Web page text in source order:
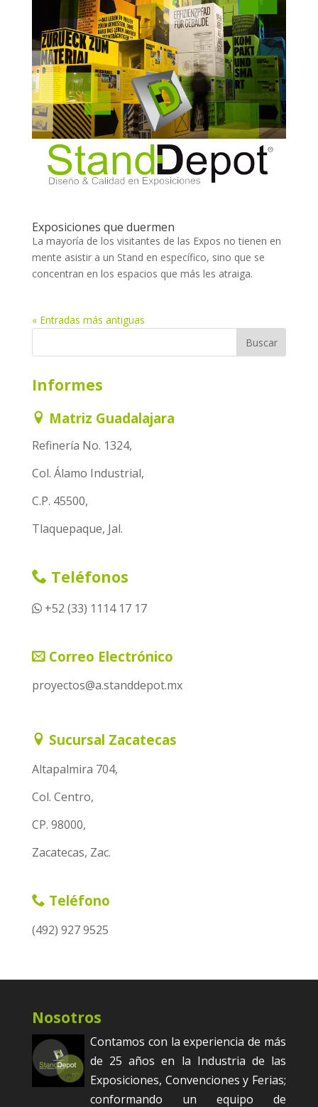
Exposiciones que duermen
La mayoría de los visitantes de las Expos no tienen en
mente asistir a un Stand en específico, sino que se
concentran en los espacios que más les atraiga.
« Entradas más antiguas
Informes
Matriz Guadalajara
Refinería No. 1324,
Col. Álamo Industrial,
C.P. 45500,
Tlaquepaque, Jal.
Teléfonos
+52 (33) 1114 17 17
Correo Electrónico
proyectos@a.standdepot.mx
Sucursal Zacatecas
Altapalmira 704,
Col. Centro,
CP. 98000,
Zacatecas, Zac.
Teléfono
(492) 927 9525
Nosotros
Contamos con la experiencia de más
de 25 años en la Industria de las
Exposiciones, Convenciones y Ferias;
conformando un equipo de